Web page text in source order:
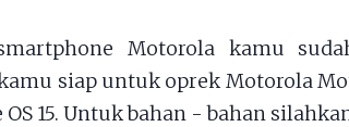
Motorola kamu
siap untuk oprek Motorola
OS 15. Untuk bahan - bahan